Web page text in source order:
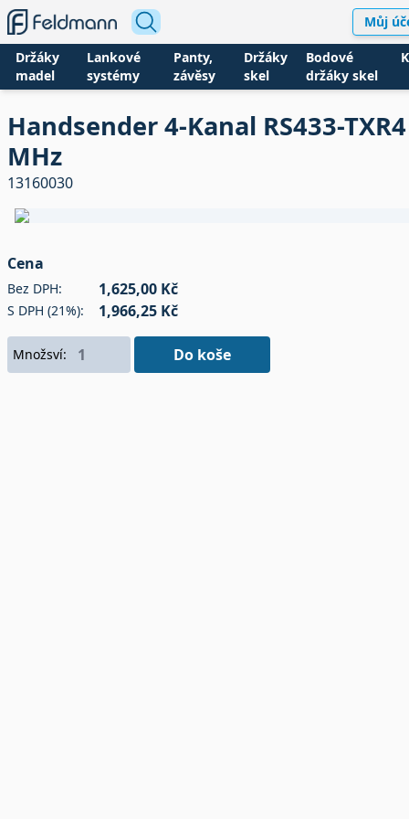
Můj
Držáky
madel
Lankové
systémy
Panty,
závěsy
Držáky
skel
Bodové
držáky skel
Handsender 4-Kanal RS433-
MHz
13160030
Cena
Bez DPH: 1,625,00 Kč
S DPH (21%): 1,966,25 Kč
Množsví: Do koše